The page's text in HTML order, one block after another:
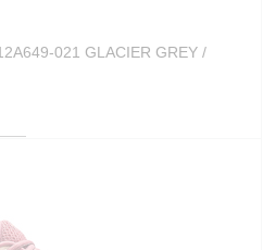
021 GLACIER GREY /